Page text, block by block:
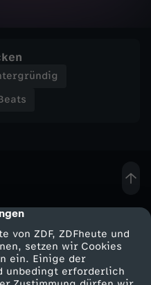
von ZDF, ZDFheute und
setzen wir Cookies
ein. Einige der
unbedingt erforderlich